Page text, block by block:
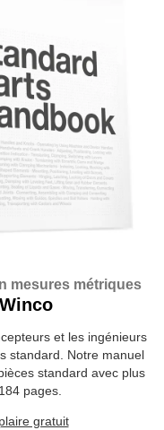
mesures métriques
et les ingénieurs
standard. Notre manuel
standard avec plus
pages.
gratuit